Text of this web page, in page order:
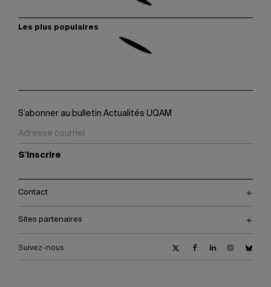
Les plus populaires
S’abonner au bulletin Actualités UQAM
S'inscrire
Contact
Sites partenaires
Suivez-nous